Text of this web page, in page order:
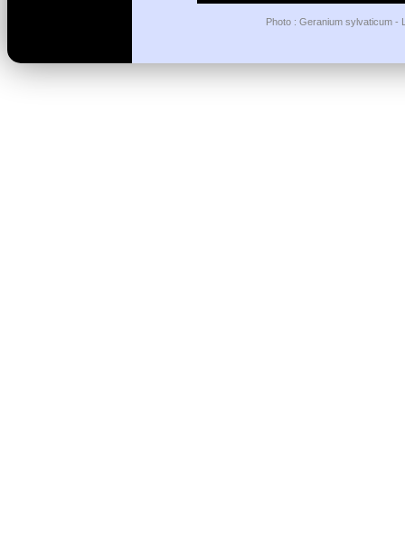
Photo : Geranium sylvaticum -